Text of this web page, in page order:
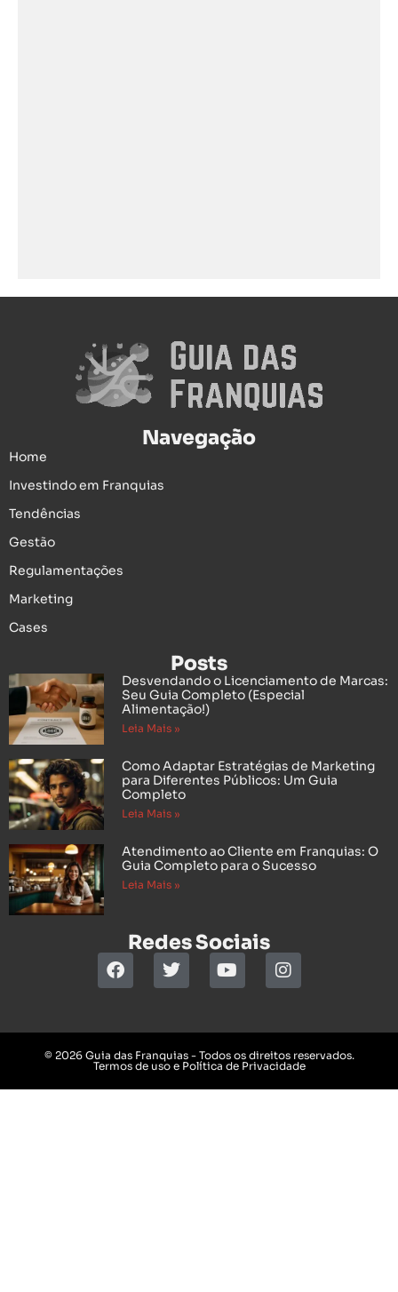
Navegação
Home
Investindo em Franquias
Tendências
Gestão
Regulamentações
Marketing
Cases
Posts
Desvendando o Licenciamento de Marcas:
Seu Guia Completo (Especial
Alimentação!)
Leia Mais »
Como Adaptar Estratégias de Marketing
para Diferentes Públicos: Um Guia
Completo
Leia Mais »
Atendimento ao Cliente em Franquias: O
Guia Completo para o Sucesso
Leia Mais »
Redes Sociais
© 2026 Guia das Franquias - Todos os direitos reservados.
Termos de uso e Política de Privacidade